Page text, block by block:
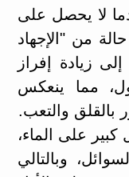
لا يحصل على
من "الإجهاد
زيادة إفراز
مما ينعكس
بالقلق والتعب.
على الماء،
وبالتالي